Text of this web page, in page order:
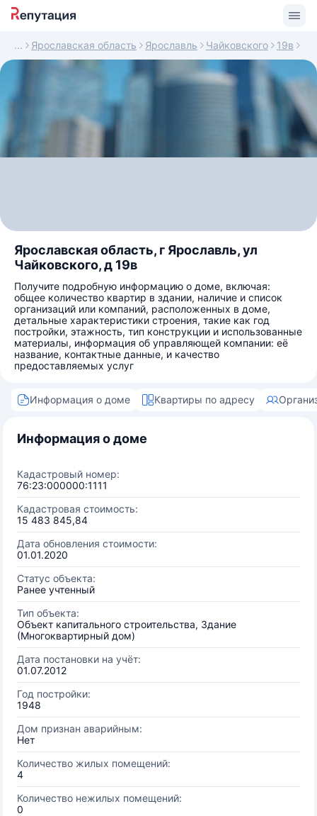
Ярославская область Ярославль Чайковского 19в
Ярославская область, г Ярославль, ул
Чайковского, д 19в
Получите подробную информацию о доме, включая:
общее количество квартир в здании, наличие и список
организаций или компаний, расположенных в доме,
детальные характеристики строения, такие как год
постройки, этажность, тип конструкции и использованные
материалы, информация об управляющей компании: её
название, контактные данные, и качество
предоставляемых услуг
Информация о доме Квартиры по адресу
Информация о доме
Кадастровый номер:
76:23:000000:1111
Кадастровая стоимость:
15 483 845,84
Дата обновления стоимости:
01.01.2020
Статус объекта:
Ранее учтенный
Тип объекта:
Объект капитального строительства, Здание
(Многоквартирный дом)
Дата постановки на учёт:
01.07.2012
Год постройки:
1948
Дом признан аварийным:
Нет
Количество жилых помещений:
4
Количество нежилых помещений:
0